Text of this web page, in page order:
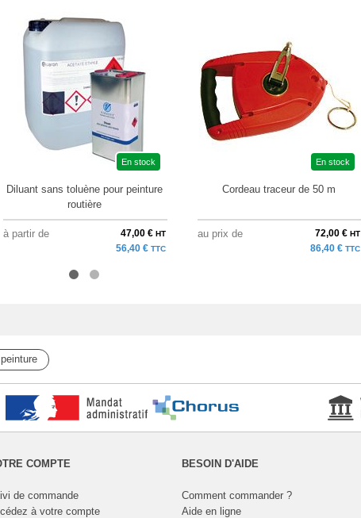
En stock
Diluant sans toluène pour peinture
routière
à partir de 47,00 € HT
56,40 € TTC
En stock
Cordeau traceur de 50 m
au prix de 72,00 € HT
86,40 € TTC
COMPTE
de commande
à votre compte
BESOIN D'AIDE
Comment commander ?
Aide en ligne